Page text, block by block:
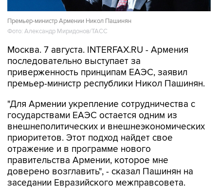
Премьер-министр Армении Никол Пашинян
Фото: Александр Миридонов/ТАСС
Москва. 7 августа. INTERFAX.RU - Армения
последовательно выступает за
приверженность принципам ЕАЭС, заявил
премьер-министр республики Никол Пашинян.
"Для Армении укрепление сотрудничества с
государствами ЕАЭС остается одним из
внешнеполитических и внешнеэкономических
приоритетов. Этот подход найдет свое
отражение и в программе нового
правительства Армении, которое мне
доверено возглавить", - сказал Пашинян на
заседании Евразийского межправсовета.